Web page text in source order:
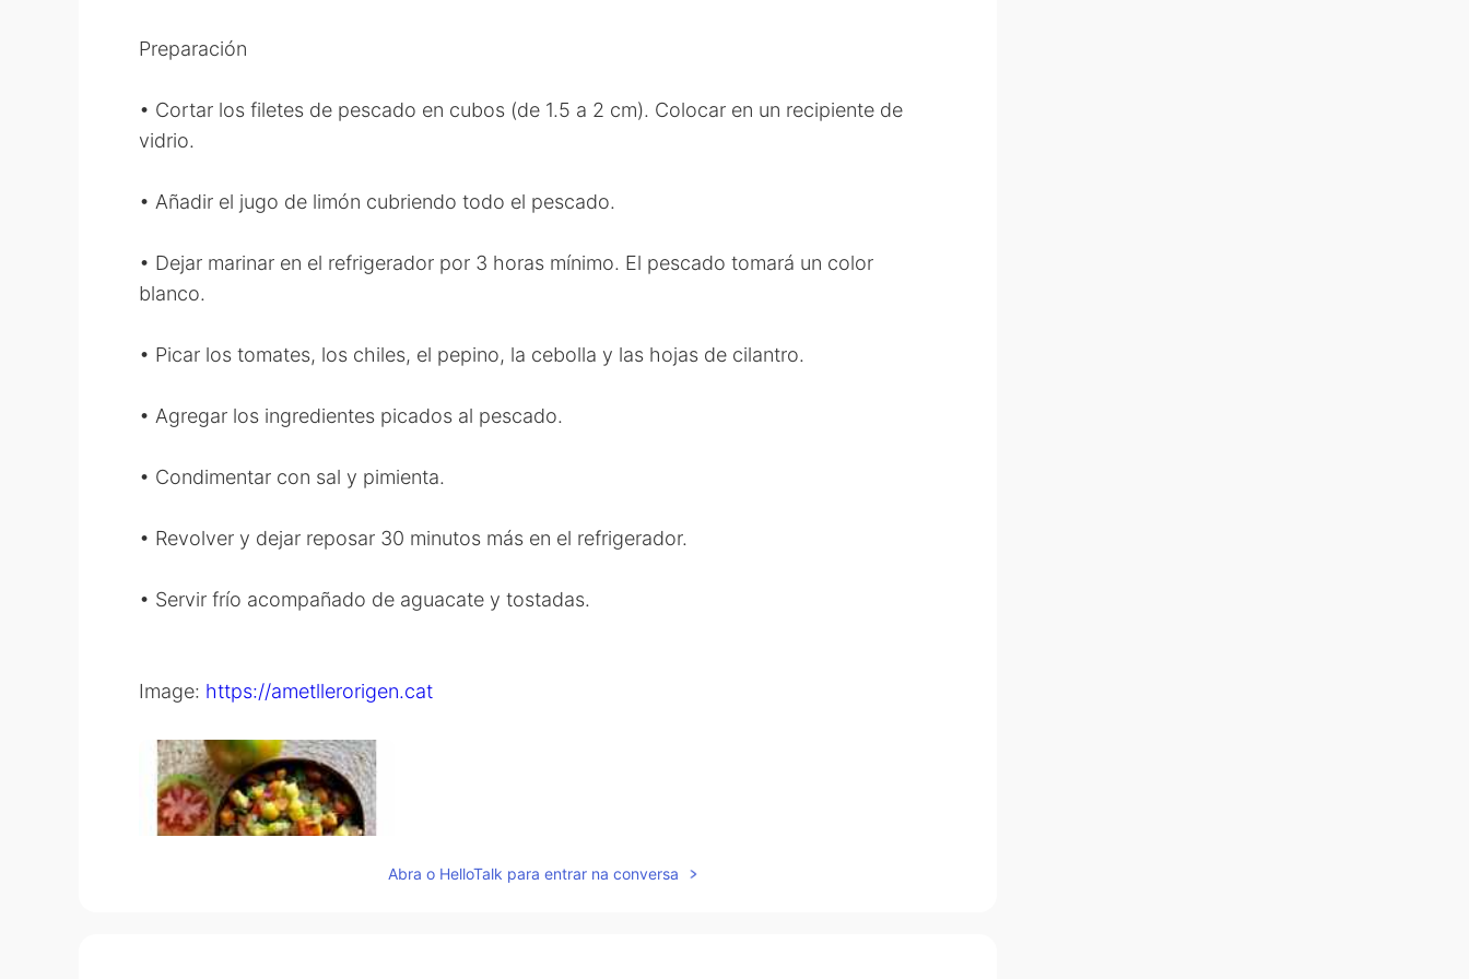
Preparación
• Cortar los filetes de pescado en cubos (de 1.5 a 2 cm). Colocar en un recipiente de
vidrio.
• Añadir el jugo de limón cubriendo todo el pescado.
• Dejar marinar en el refrigerador por 3 horas mínimo. El pescado tomará un color
blanco.
• Picar los tomates, los chiles, el pepino, la cebolla y las hojas de cilantro.
• Agregar los ingredientes picados al pescado.
• Condimentar con sal y pimienta.
• Revolver y dejar reposar 30 minutos más en el refrigerador.
• Servir frío acompañado de aguacate y tostadas.
Image: https://ametllerorigen.cat
Abra o HelloTalk para entrar na conversa